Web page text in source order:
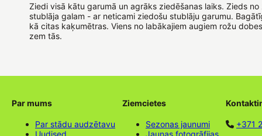
Ziedi visā kātu garumā un agrāks ziedēšanas laiks. Zieds
stublāja galam - ar neticami ziedošu stublāju garumu.
kā citas kaķumētras. Viens no labākajiem augiem rožu
zem tās.
Par mums
Par stādu audzētavu
Uudised
Ziemcietes
Sezonas jaunumi
Jaunas fotogrāfijas
+371